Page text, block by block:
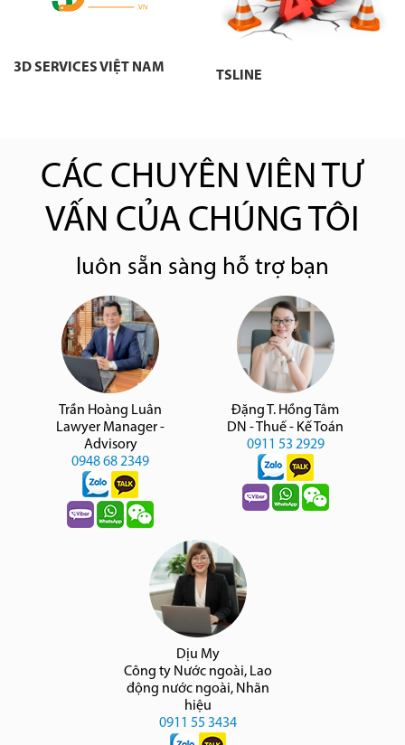
3D SERVICES VIỆT NAM
TSLINE
CÁC CHUYÊN VIÊN TƯ
VẤN CỦA CHÚNG TÔI
luôn sẵn sàng hỗ trợ bạn
Trần Hoàng Luân
Lawyer Manager -
Advisory
0948 68 2349
Đặng T. Hồng Tâm
DN - Thuế - Kế Toán
0911 53 2929
Dịu My
Công ty Nước ngoài, Lao
động nước ngoài, Nhãn
hiệu
0911 55 3434